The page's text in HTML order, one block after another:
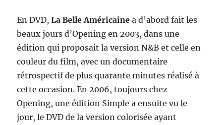
En DVD,La Belle Américainea d’abord fait les
beaux jours d’Opening en 2003, dans une
édition qui proposait la version N&B et celle en
couleur du film, avec un documentaire
rétrospectif de plus quarante minutes réalisé à
cette occasion. En 2006, toujours chez
Opening, une édition Simple a ensuite vu le
jour, le DVD de la version colorisée ayant